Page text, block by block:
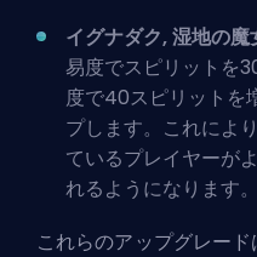
イグナダク, 湿地の魔
易度でスピリットを
度で40スピリットを
プします。これによ
ているプレイヤーが
れるようになります。
これらのアップグレー